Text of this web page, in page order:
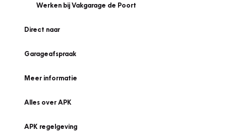
Werken bij Vakgarage de Poort
Direct naar
Garageafspraak
Meer informatie
Alles over APK
APK regelgeving